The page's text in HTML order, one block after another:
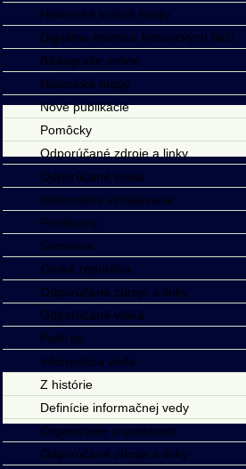
Historické knižné fondy
Digitálne knižnice historických tlačí
Bibliografie online
Historické mapy
Nové publikácie
Pomôcky
Odporúčané zdroje a linky
Odporúčané videá
Informačné vzdelávanie
Prieskumy
Semináre
Česká republika
Odporúčané zdroje a linky
Odporúčané videá
Pošli tip
Informačná veda
Z histórie
Definície informačnej vedy
Organizácie a osobnosti
Odporúčané zdroje a linky